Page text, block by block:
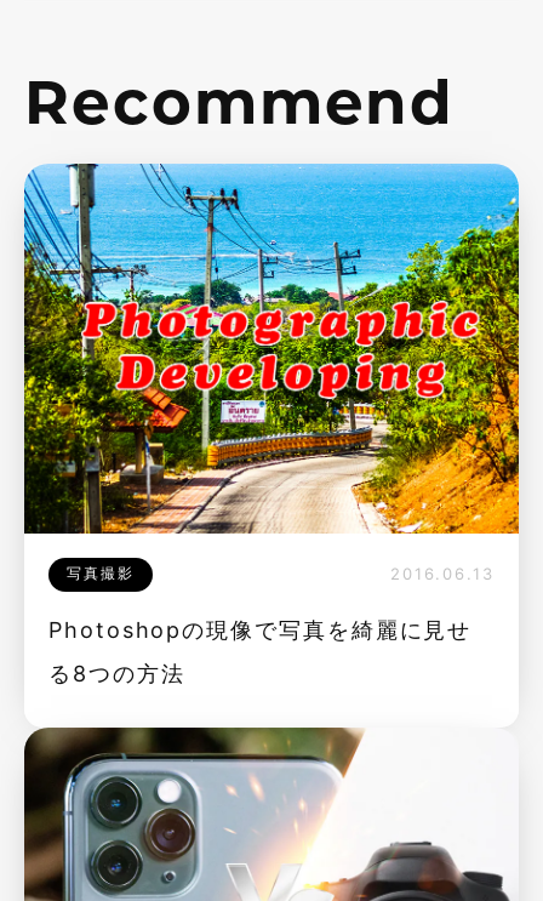
Recommend
写真撮影 2016.06.13
Photoshopの現像で写真を綺麗に見せ
る8つの方法